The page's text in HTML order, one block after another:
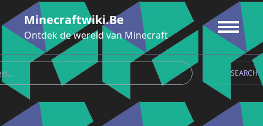
naar
de
inhoud
Minecraftwiki.be
Ontdek de wereld van Minecraft
SEARCH